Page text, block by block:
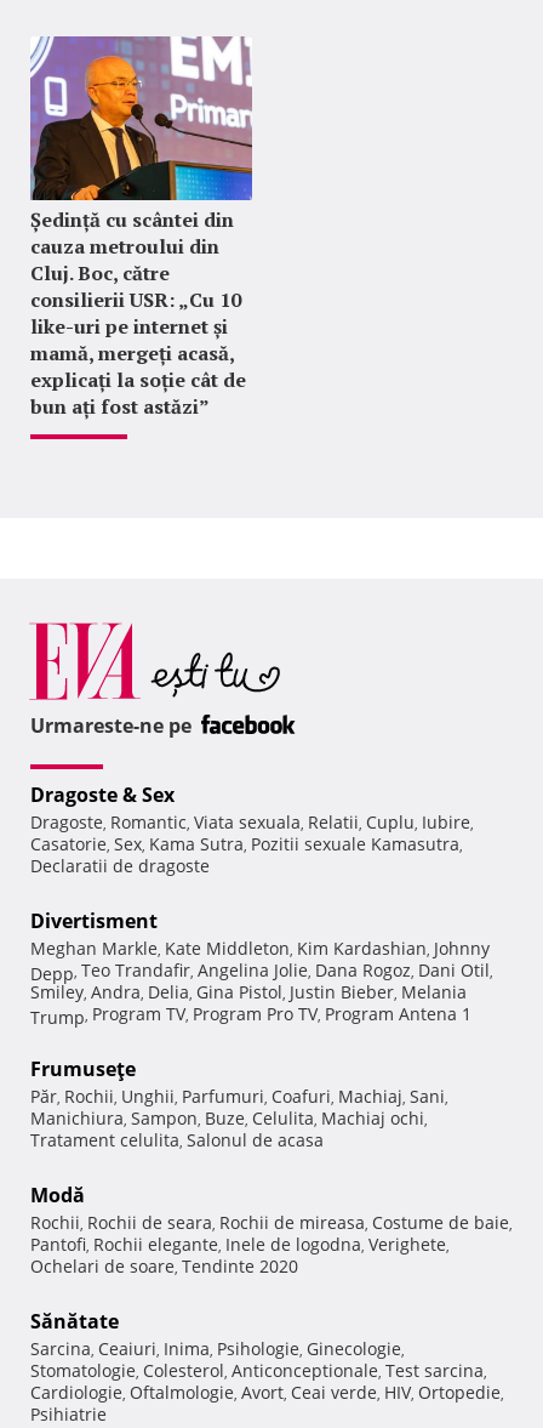
Ședință cu scântei din
cauza metroului din
Cluj. Boc, către
consilierii USR: „Cu 10
like-uri pe internet și
mamă, mergeți acasă,
explicați la soție cât de
bun ați fost astăzi”
Urmareste-ne pe
Dragoste & Sex
Dragoste, Romantic, Viata sexuala, Relatii, Cuplu, Iubire,
Casatorie, Sex, Kama Sutra, Pozitii sexuale Kamasutra,
Declaratii de dragoste
Divertisment
Meghan Markle, Kate Middleton, Kim Kardashian, Johnny
Depp, Teo Trandafir, Angelina Jolie, Dana Rogoz, Dani Otil,
Smiley, Andra, Delia, Gina Pistol, Justin Bieber, Melania
Trump, Program TV, Program Pro TV, Program Antena 1
Frumuseţe
Păr, Rochii, Unghii, Parfumuri, Coafuri, Machiaj, Sani,
Manichiura, Sampon, Buze, Celulita, Machiaj ochi,
Tratament celulita, Salonul de acasa
Modă
Rochii, Rochii de seara, Rochii de mireasa, Costume de baie,
Pantofi, Rochii elegante, Inele de logodna, Verighete,
Ochelari de soare, Tendinte 2020
Sănătate
Sarcina, Ceaiuri, Inima, Psihologie, Ginecologie,
Stomatologie, Colesterol, Anticonceptionale, Test sarcina,
Cardiologie, Oftalmologie, Avort, Ceai verde, HIV, Ortopedie,
Psihiatrie